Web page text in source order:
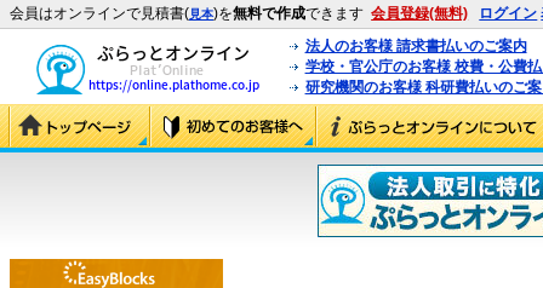
会員はオンラインで見積書(見本)を無料で作成できます 会員登録(無料) ログイン
法人のお客様 請求書払いのご案内
学校・官公庁のお客様 校費・公費
研究機関のお客様 科研費払いのご